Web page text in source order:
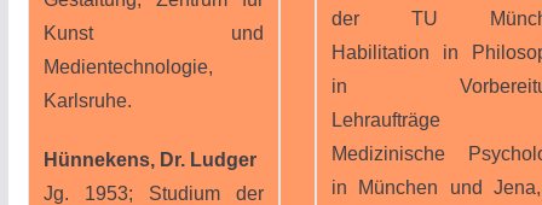
Kunst und
Medientechnologie,
Karlsruhe.
Hünnekens, Dr. Ludger
Jg. 1953; Studium der
der TU
Habilitation in
in
Lehraufträge
Medizinische
in München und